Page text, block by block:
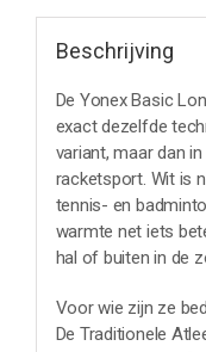
Beschrijving
De Yonex Basic
exact dezelfde
variant, maar dan
racketsport. Wit is
tennis- en
warmte net iets
hal of buiten in de
Voor wie zijn ze
De Traditionele